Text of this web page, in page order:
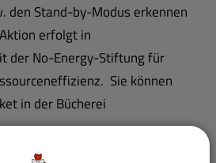
den Stand-by-Modus erkennen
erfolgt in
der No-Energy-Stiftung für
Sie können
in der Bücherei